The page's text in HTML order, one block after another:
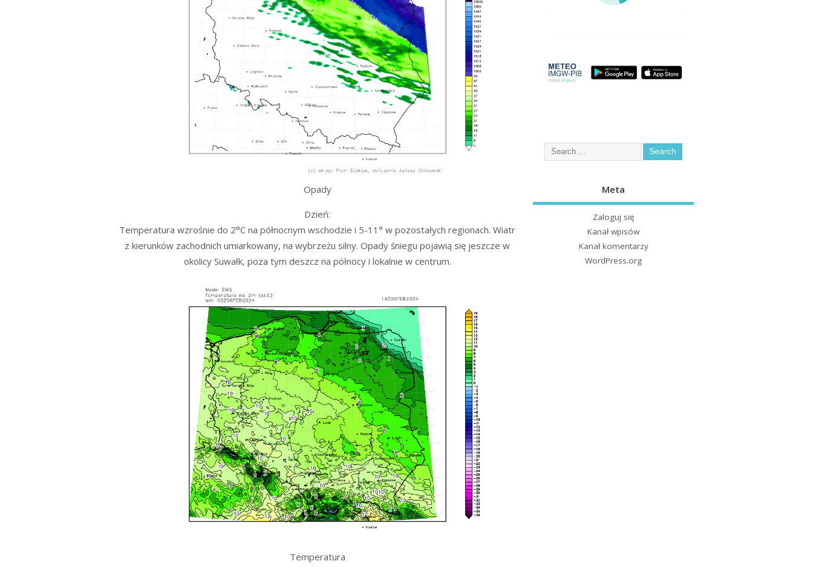
Opady
Dzień:
Temperatura wzrośnie do 2°C na północnym wschodzie i 5-11° w pozostałych regionach. Wiatr
z kierunków zachodnich umiarkowany, na wybrzeżu silny. Opady śniegu pojawią się jeszcze w
okolicy Suwałk, poza tym deszcz na północy i lokalnie w centrum.
Temperatura
Meta
Zaloguj się
Kanał wpisów
Kanał komentarzy
WordPress.org